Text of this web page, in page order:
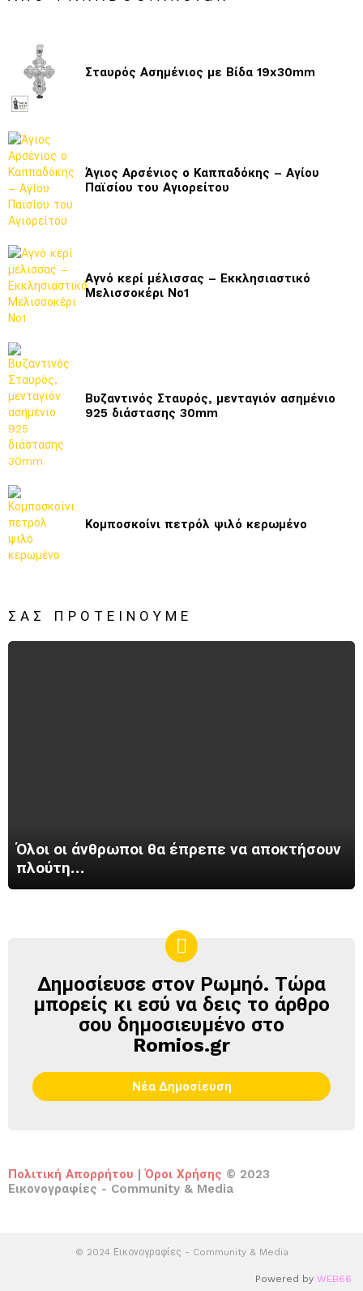
Σταυρός Ασημένιος με Βίδα 19x30mm
Άγιος Αρσένιος ο Καππαδόκης – Αγίου
Παϊσίου του Αγιορείτου
Αγνό κερί μέλισσας – Εκκλησιαστικό
Μελισσοκέρι Νο1
Βυζαντινός Σταυρός, μενταγιόν ασημένιο
925 διάστασης 30mm
Κομποσκοίνι πετρόλ ψιλό κερωμένο
ΣΑΣ ΠΡΟΤΕΊΝΟΥΜΕ
Όλοι οι άνθρωποι θα έπρεπε να αποκτήσουν
πλούτη…
ΔΗΜΟΣΊΕΥΣΕ
ΣΤΟΝ
ΡΩΜΗΌ
Δημοσίευσε στον Ρωμηό. Τώρα
μπορείς κι εσύ να δεις το άρθρο
σου δημοσιευμένο στο
Romios.gr
Νέα Δημοσίευση
Πολιτική Απορρήτου Όροι Χρήσης © 2023
Εικονογραφίες - Community & Media
© 2024 Εικονογραφίες - Community & Media
Powered by WEB66